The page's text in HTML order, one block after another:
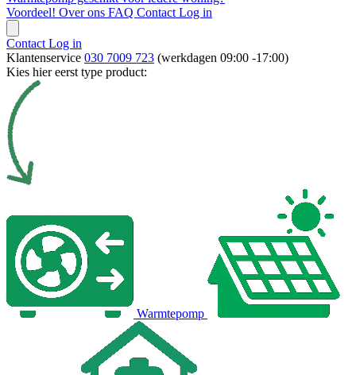
Voordeel! Over ons FAQ Contact Log in
Contact Log in
Klantenservice 030 7009 723 (werkdagen 09:00 -17:00)
Kies hier eerst type product:
Warmtepomp